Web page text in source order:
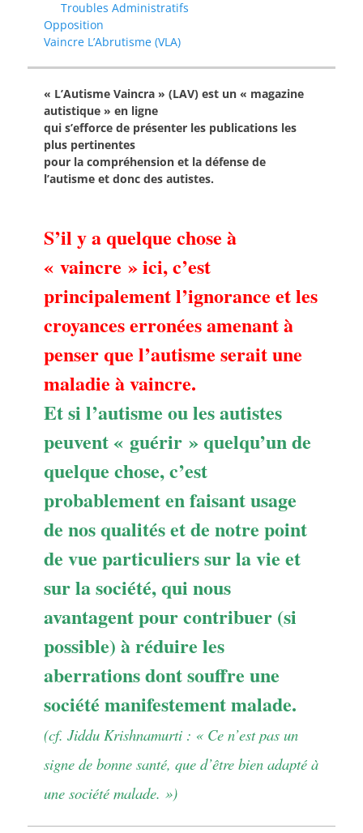
Troubles Administratifs
Opposition
Vaincre L’Abrutisme (VLA)
« L’Autisme Vaincra » (LAV) est un « magazine
autistique » en ligne
qui s’efforce de présenter les publications les
plus pertinentes
pour la compréhension et la défense de
l’autisme et donc des autistes.
S’il y a quelque chose à
« vaincre » ici, c’est
principalement l’ignorance et les
croyances erronées amenant à
penser que l’autisme serait une
maladie à vaincre.
Et si l’autisme ou les autistes
peuvent « guérir » quelqu’un de
quelque chose, c’est
probablement en faisant usage
de nos qualités et de notre point
de vue particuliers sur la vie et
sur la société, qui nous
avantagent pour contribuer (si
possible) à réduire les
aberrations dont souffre une
société manifestement malade.
(cf. Jiddu Krishnamurti : « Ce n’est pas un
signe de bonne santé, que d’être bien adapté à
une société malade. »)